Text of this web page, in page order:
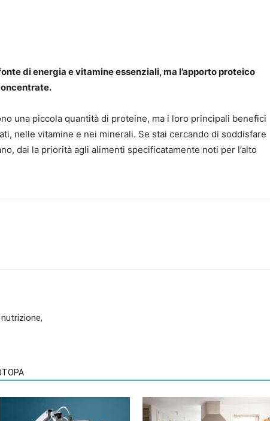
di energia e vitamine essenziali, ma l’apporto proteico
una piccola quantità di proteine, ma i loro principali benefici
nelle vitamine e nei minerali. Se stai cercando di soddisfare
dai la priorità agli alimenti specificatamente noti per l’alto